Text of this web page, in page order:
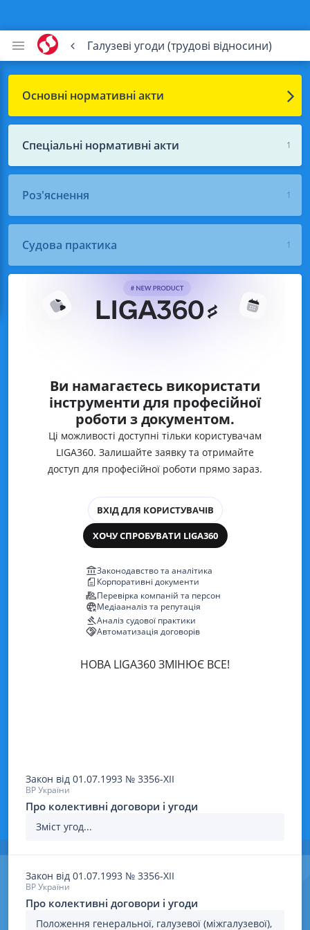
Галузеві угоди (трудові відносини)
Основні нормативні акти
1
Спеціальні нормативні акти
1
Роз'яснення
1
Судова практика
Ви намагаєтесь використати
інструменти для професійної
роботи з документом.
Ці можливості доступні тільки користувачам
LIGA360. Залишайте заявку та отримайте
доступ для професійної роботи прямо зараз.
ВХІД ДЛЯ КОРИСТУВАЧІВ
ХОЧУ СПРОБУВАТИ LIGA360
Законодавство та аналітика
Корпоративні документи
Перевірка компаній та персон
Медіааналіз та репутація
Аналіз судової практики
Автоматизація договорів
НОВА LIGA360 ЗМІНЮЄ ВСЕ!
Закон від 01.07.1993 № 3356-XII
ВР України
Про колективні договори і угоди
Зміст угод...
Закон від 01.07.1993 № 3356-XII
ВР України
Про колективні договори і угоди
Положення генеральної, галузевої (міжгалузевої),